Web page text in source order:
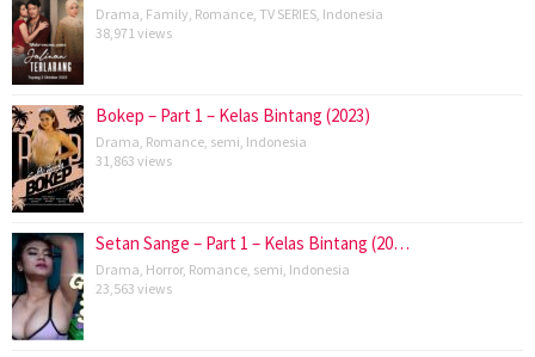
Drama Family Romance TV SERIES Indonesia
38,971 views
Bokep – Part 1 – Kelas Bintang (2023)
Drama Romance semi Indonesia
31,863 views
Setan Sange – Part 1 – Kelas Bintang (20…
Drama Horror, Romance semi Indonesia
23,563 views